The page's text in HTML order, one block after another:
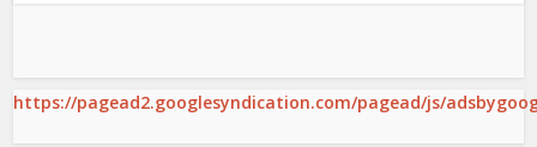
https://pagead2.googlesyndication.com/pagead/js/